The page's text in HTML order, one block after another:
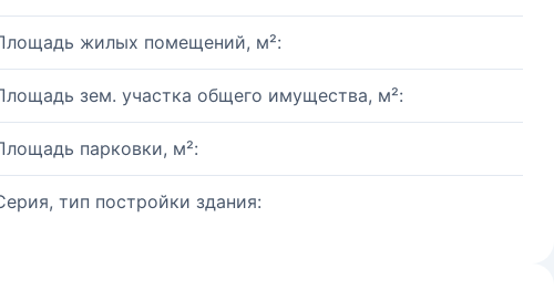
жилых помещений, м²:
зем. участка общего имущества, м²:
парковки, м²:
тип постройки здания: